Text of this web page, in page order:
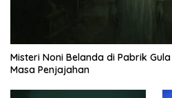
Misteri Noni Belanda di Pabrik
Masa Penjajahan